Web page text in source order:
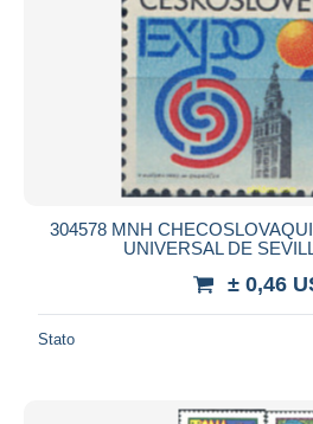
304578 MNH
UNIVERSAL DE
± 0,46
Stato